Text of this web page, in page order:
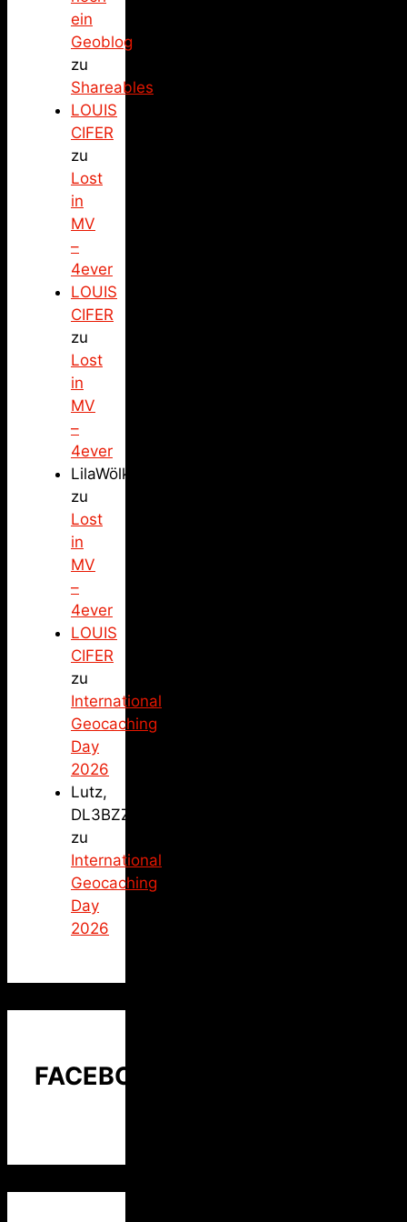
ein
Geoblog
zu
Shareables
LOUIS
CIFER
zu
Lost
in
MV
–
4ever
LOUIS
CIFER
zu
Lost
in
MV
–
4ever
LilaWölkchen
zu
Lost
in
MV
–
4ever
LOUIS
CIFER
zu
International
Geocaching
Day
2026
Lutz,
DL3BZZ
zu
International
Geocaching
Day
2026
FACEBOOK